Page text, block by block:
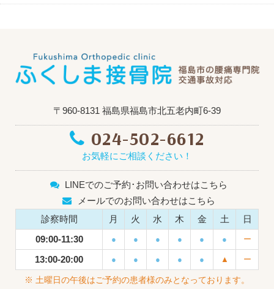
〒960-8131 福島県福島市北五老内町6-39
024-502-6612
お気軽にご相談ください！
LINEでのご予約･お問い合わせはこちら
メールでのお問い合わせはこちら
診察時間
月 火 水 木 金 土
日
09:00-11:30
● ● ● ● ● ● ー
13:00-20:00 ● ● ● ● ● ▲ ー
※ 土曜日の午後はご予約の患者様のみとなっております。